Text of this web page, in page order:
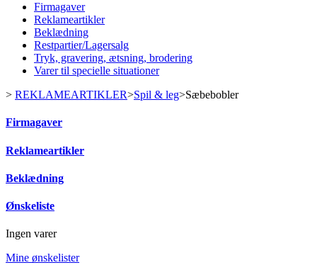
Firmagaver
Reklameartikler
Beklædning
Restpartier/Lagersalg
Tryk, gravering, ætsning, brodering
Varer til specielle situationer
> REKLAMEARTIKLER>Spil & leg>Sæbebobler
Firmagaver
Reklameartikler
Beklædning
Ønskeliste
Ingen varer
Mine ønskelister